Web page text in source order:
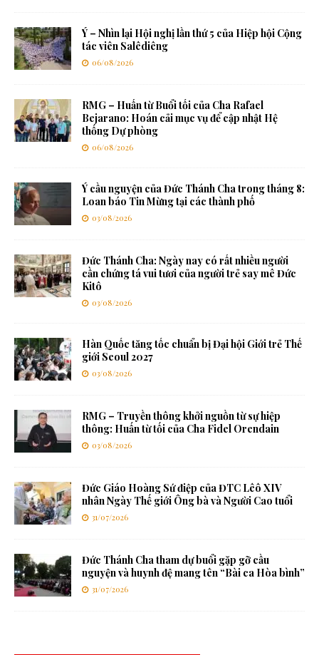
Ý – Nhìn lại Hội nghị lần thứ 5 của Hiệp hội Cộng
tác viên Salêdiêng
06/08/2026
RMG – Huấn từ Buổi tối của Cha Rafael
Bejarano: Hoán cải mục vụ để cập nhật Hệ
thống Dự phòng
06/08/2026
Ý cầu nguyện của Đức Thánh Cha trong tháng 8:
Loan báo Tin Mừng tại các thành phố
03/08/2026
Đức Thánh Cha: Ngày nay có rất nhiều người
cần chứng tá vui tươi của người trẻ say mê Đức
Kitô
03/08/2026
Hàn Quốc tăng tốc chuẩn bị Đại hội Giới trẻ Thế
giới Seoul 2027
03/08/2026
RMG – Truyền thông khởi nguồn từ sự hiệp
thông: Huấn từ tối của Cha Fidel Orendain
03/08/2026
Đức Giáo Hoàng Sứ điệp của ĐTC Lêô XIV
nhân Ngày Thế giới Ông bà và Người Cao tuổi
31/07/2026
Đức Thánh Cha tham dự buổi gặp gỡ cầu
nguyện và huynh đệ mang tên “Bài ca Hòa bình”
31/07/2026